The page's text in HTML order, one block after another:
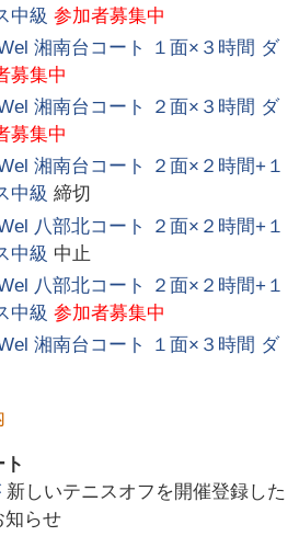
中級 参加者募集中
湘南台コート １面×３時間 ダ
募集中
湘南台コート ２面×３時間 ダ
募集中
湘南台コート ２面×２時間+１
中級 締切
八部北コート ２面×２時間+１
中級 中止
八部北コート ２面×２時間+１
中級 参加者募集中
湘南台コート １面×３時間 ダ
新しいテニスオフを開催登録した
知らせ